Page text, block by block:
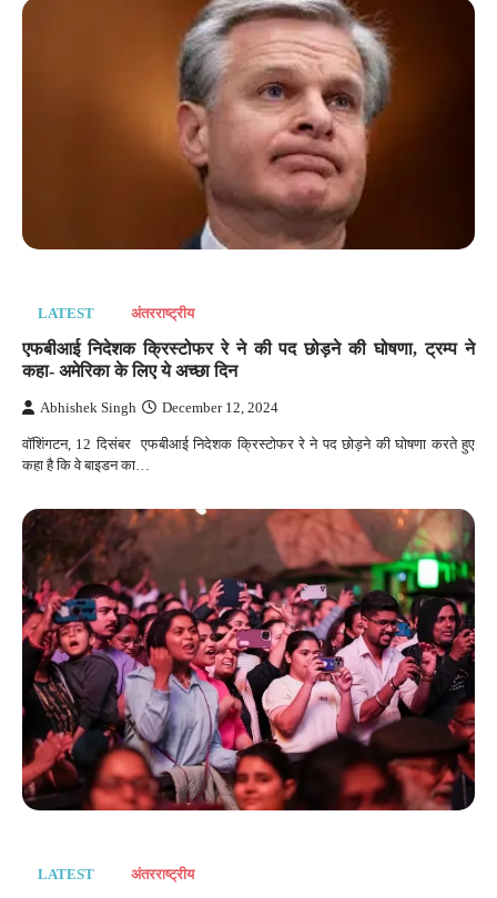
LATEST अंतरराष्‍ट्रीय
एफबीआई निदेशक क्रिस्टोफर रे ने की पद छोड़ने की घोषणा, ट्रम्प ने
कहा- अमेरिका के लिए ये अच्छा दिन
Abhishek Singh December 12, 2024
वॉशिंगटन, 12 दिसंबर एफबीआई निदेशक क्रिस्टोफर रे ने पद छोड़ने की घोषणा करते हुए
कहा है कि वे बाइडन का…
LATEST अंतरराष्‍ट्रीय